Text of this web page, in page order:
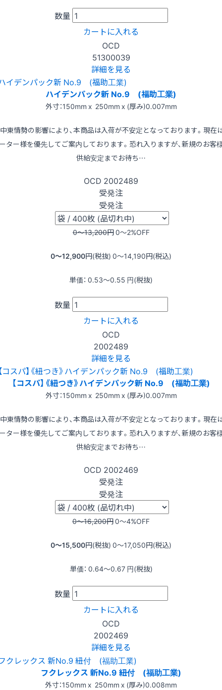
数量
カートに入れる
OCD
51300039
詳細を見る
ハイデンパック新 No.9 (福助工業)
外寸：150mm x 250mm x (厚み)0.007mm
東情勢の影響により、本商品は入荷が不安定となっております。現在
ター様を優先してご案内しております。恐れ入りますが、新規のお客
供給安定までお待ち…
OCD 2002489
受発注
受発注
0〜13,200円0〜2%OFF
0〜12,900円(税抜) 0〜14,190円(税込)
単価： 0.53〜0.55 円(税抜)
数量
カートに入れる
OCD
2002489
詳細を見る
【コスパ】《紐つき》ハイデンパック新 No.9 (福助工業)
外寸：150mm x 250mm x (厚み)0.007mm
東情勢の影響により、本商品は入荷が不安定となっております。現在
ター様を優先してご案内しております。恐れ入りますが、新規のお客
供給安定までお待ち…
OCD 2002469
受発注
受発注
0〜16,200円0〜4%OFF
0〜15,500円(税抜) 0〜17,050円(税込)
単価： 0.64〜0.67 円(税抜)
数量
カートに入れる
OCD
2002469
詳細を見る
フクレックス 新No.9 紐付 (福助工業)
外寸：150mm x 250mm x (厚み)0.008mm